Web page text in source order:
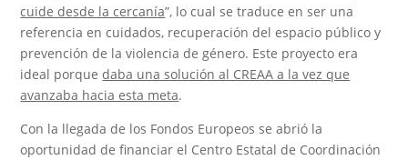
cuide desde la cercanía”, lo cual se traduce en ser una
referencia en cuidados, recuperación del espacio público y
prevención de la violencia de género. Este proyecto era
ideal porquedaba una solución al CREAA a la vez que
avanzaba hacia esta meta.
Con la llegada de los Fondos Europeos se abrió la
oportunidad de financiar el Centro Estatal de Coordinación